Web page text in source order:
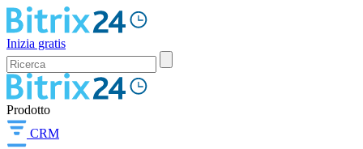
Inizia gratis
Prodotto
CRM